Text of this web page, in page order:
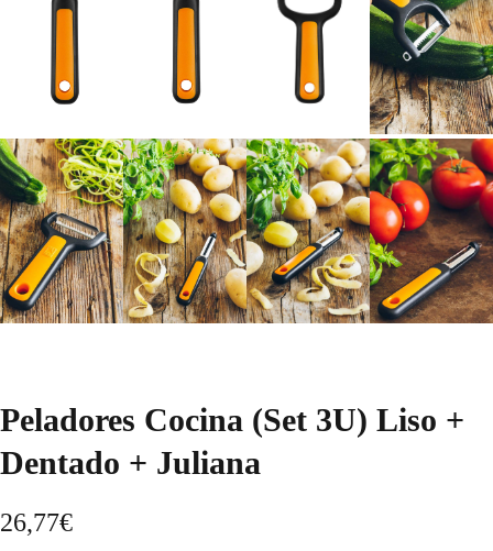
Peladores Cocina (Set 3U) Liso +
Dentado + Juliana
26,77€